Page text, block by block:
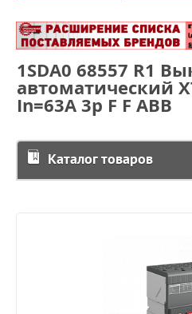
1SDA0 68557 R1
автоматический
In=63A 3p F F ABB
Каталог товаров